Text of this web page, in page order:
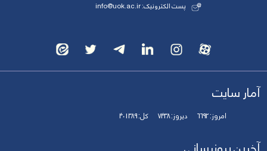
پست الکترونیک: info@uok.ac.ir
آمار سایت
امروز:6692 دیروز:7438 کل:401389